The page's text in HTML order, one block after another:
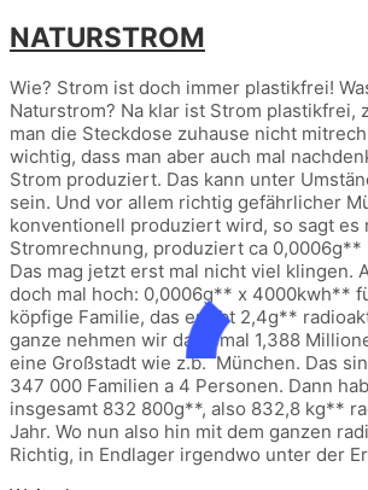
NATURSTROM
Wie? Strom ist doch immer plastikfrei!
Naturstrom? Na klar ist Strom plastikfrei,
man die Steckdose zuhause nicht
wichtig, dass man aber auch mal
Strom produziert. Das kann unter
sein. Und vor allem richtig gefährlicher
konventionell produziert wird, so sagt es
Stromrechnung, produziert ca 0,0006g**
Das mag jetzt erst mal nicht viel klingen.
doch mal hoch: 0,0006g** x 4000kwh**
köpfige Familie, das ergibt 2,4g**
ganze nehmen wir dann mal 1,388
eine Großstadt wie z.b. München. Das
347 000 Familien a 4 Personen. Dann
insgesamt 832 800g**, also 832,8 kg**
Jahr. Wo nun also hin mit dem ganzen
Richtig, in Endlager irgendwo unter der